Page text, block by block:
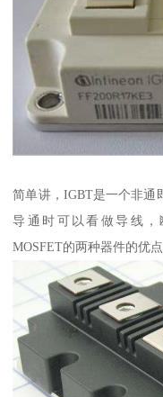
简单讲，IGBT是一个非通
导通时可以看做导线，
MOSFET的两种器件的优